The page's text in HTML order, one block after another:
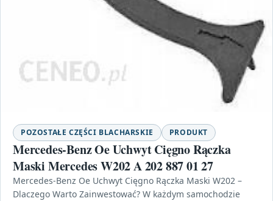
POZOSTAŁE CZĘŚCI BLACHARSKIE PRODUKT
Mercedes-Benz Oe Uchwyt Cięgno Rączka
Maski Mercedes W202 A 202 887 01 27
Mercedes-Benz Oe Uchwyt Cięgno Rączka Maski W202 –
Dlaczego Warto Zainwestować? W każdym samochodzie